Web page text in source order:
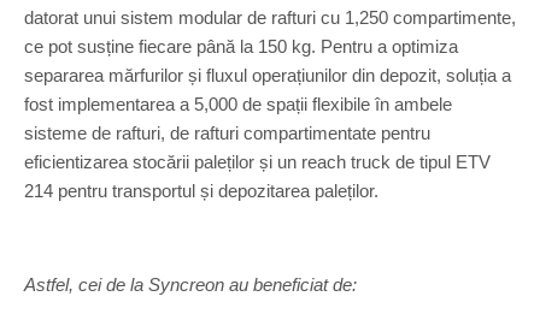
datorat unui sistem modular de rafturi cu 1,250 compartimente,
ce pot susține fiecare până la 150 kg. Pentru a optimiza
separarea mărfurilor și fluxul operațiunilor din depozit, soluția a
fost implementarea a 5,000 de spații flexibile în ambele
sisteme de rafturi, de rafturi compartimentate pentru
eficientizarea stocării paleților și un reach truck de tipul ETV
214 pentru transportul și depozitarea paleților.
Astfel, cei de la Syncreon au beneficiat de: